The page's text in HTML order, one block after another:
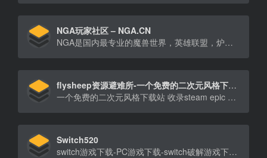
NGA玩家社区 – NGA.CN
NGA是国内最专业的魔兽世界，英雄联盟，炉石传说，风暴英雄，暗黑破坏神3(D3)游戏攻略讨论，以及其他热门游戏玩家社区。
flysheep资源避难所-一个免费的二次元风格下载站
一个免费的二次元风格下载站 收录steam epic 单机资源 switch游戏 ChatGPT
Switch520
switch游戏下载-PC游戏下载-switch破解游戏下载-PC破解游戏下载-Switch520-gamer520